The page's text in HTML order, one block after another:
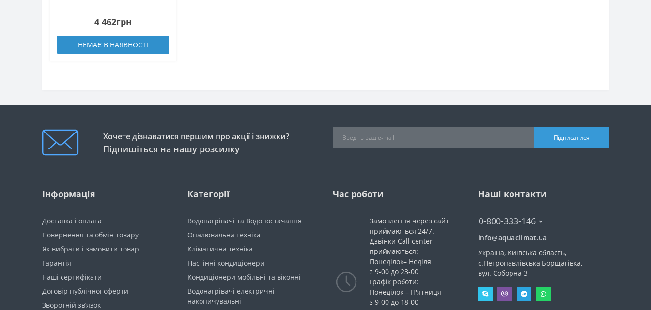
4 462грн
НЕМАЄ В НАЯВНОСТІ
Хочете дізнаватися першим про акції і знижки?
Підпишіться на нашу розсилку
Підписатися
Інформація
Доставка і оплата
Повернення та обмін товару
Як вибрати і замовити товар
Гарантія
Наші сертифікати
Договір публічної оферти
Зворотній зв’язок
Категорії
Водонагрівачі та Водопостачання
Опалювальна техніка
Кліматична техніка
Настінні кондиціонери
Кондиціонери мобільні та віконні
Водонагрівачі електричні
накопичувальні
Час роботи
Замовлення через сайт
приймаються 24/7.
Дзвінки Call center
приймаються:
Понеділок– Неділя
з 9-00 до 23-00
Графік роботи:
Понеділок – П'ятниця
з 9-00 до 18-00
Наші контакти
0-800-333-146
info@aquaclimat.ua
Україна, Київська область,
с.Петропавлівська Борщагівка,
вул. Соборна 3